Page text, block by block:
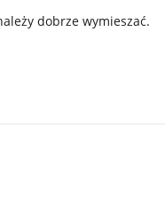
dobrze wymieszać.